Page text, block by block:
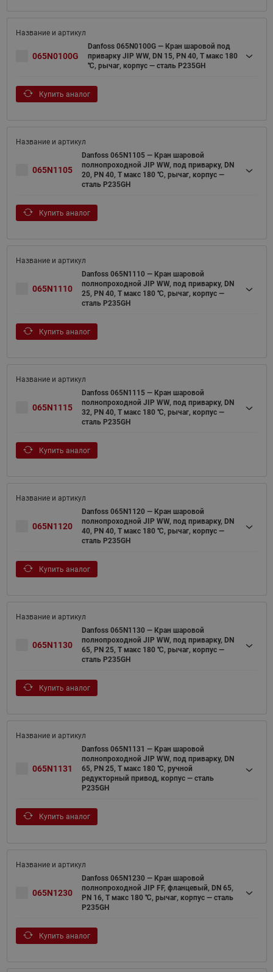
065N0100G
Danfoss 065N0100G — Кран шаровой под
приварку JIP WW, DN 15, PN 40, T макс 180
℃, рычаг, корпус — сталь P235GH
Купить аналог
065N1105
Danfoss 065N1105 — Кран шаровой
полнопроходной JIP WW, под приварку, DN
20, PN 40, T макс 180 ℃, рычаг, корпус —
сталь P235GH
Купить аналог
065N1110
Danfoss 065N1110 — Кран шаровой
полнопроходной JIP WW, под приварку, DN
25, PN 40, T макс 180 ℃, рычаг, корпус —
сталь P235GH
Купить аналог
065N1115
Danfoss 065N1115 — Кран шаровой
полнопроходной JIP WW, под приварку, DN
32, PN 40, T макс 180 ℃, рычаг, корпус —
сталь P235GH
Купить аналог
065N1120
Danfoss 065N1120 — Кран шаровой
полнопроходной JIP WW, под приварку, DN
40, PN 40, T макс 180 ℃, рычаг, корпус —
сталь P235GH
Купить аналог
065N1130
Danfoss 065N1130 — Кран шаровой
полнопроходной JIP WW, под приварку, DN
65, PN 25, T макс 180 ℃, рычаг, корпус —
сталь P235GH
Купить аналог
065N1131
Danfoss 065N1131 — Кран шаровой
полнопроходной JIP WW, под приварку, DN
65, PN 25, T макс 180 ℃, ручной
редукторный привод, корпус — сталь
P235GH
Купить аналог
065N1230
Danfoss 065N1230 — Кран шаровой
полнопроходной JIP FF, фланцевый, DN 65,
PN 16, T макс 180 ℃, рычаг, корпус — сталь
P235GH
Купить аналог